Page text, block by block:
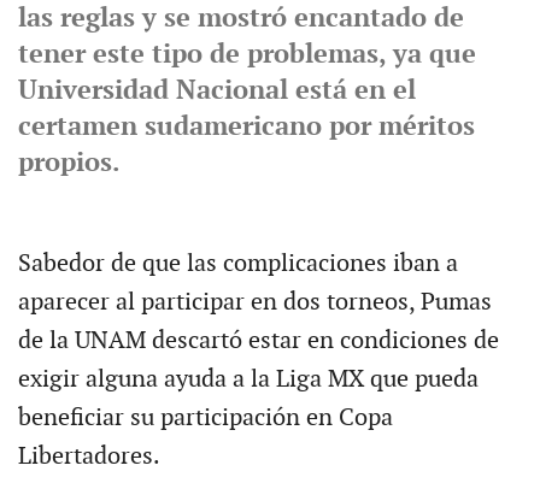
las reglas y se mostró encantado de
tener este tipo de problemas, ya que
Universidad Nacional está en el
certamen sudamericano por méritos
propios.
Sabedor de que las complicaciones iban a
aparecer al participar en dos torneos, Pumas
de la UNAM descartó estar en condiciones de
exigir alguna ayuda a la Liga MX que pueda
beneficiar su participación en Copa
Libertadores.